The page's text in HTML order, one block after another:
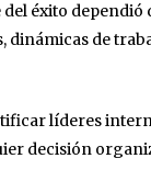
éxito
de
líderes
decisión